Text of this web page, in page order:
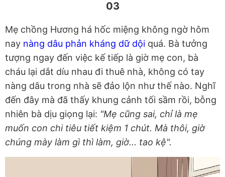
03
Mẹ chồng Hương há hốc miệng không ngờ hôm
nay nàng dâu phản kháng dữ dội quá. Bà tưởng
tượng ngay đến việc kế tiếp là giờ mẹ con, bà
cháu lại dắt díu nhau đi thuê nhà, không có tay
nàng dâu trong nhà sẽ đảo lộn như thế nào. Nghĩ
đến đây mà đã thấy khung cảnh tối sầm rồi, bỗng
nhiên bà dịu giọng lại: "Mẹ cũng sai, chỉ là mẹ
muốn con chi tiêu tiết kiệm 1 chút. Mà thôi, giờ
chúng mày làm gì thì làm, giờ... tao kệ".